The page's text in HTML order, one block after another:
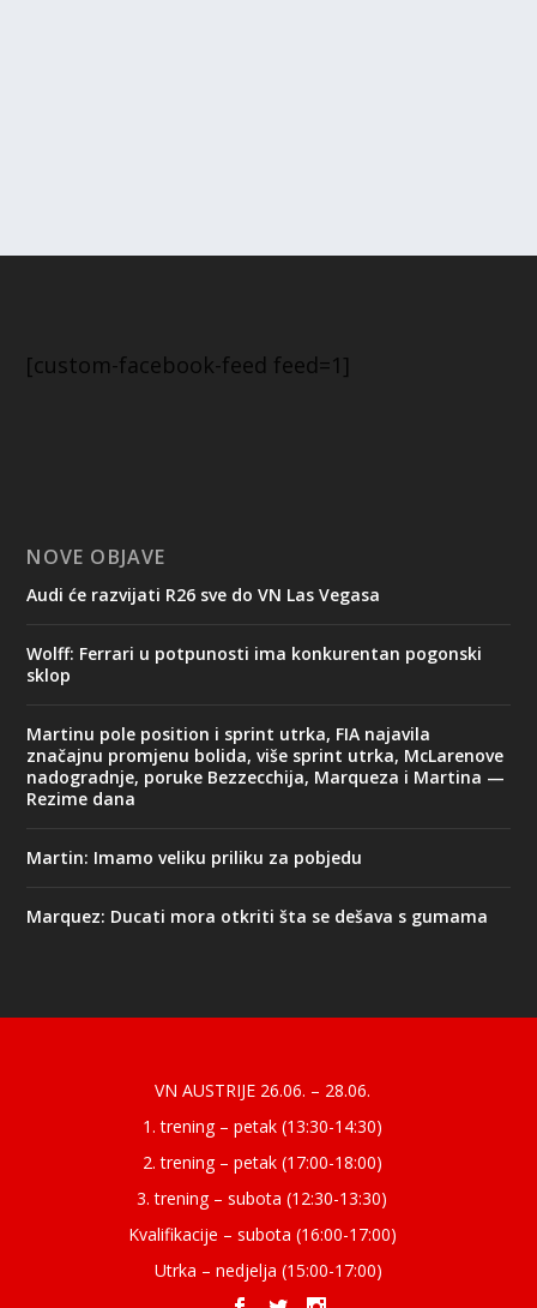
[custom-facebook-feed feed=1]
NOVE OBJAVE
Audi će razvijati R26 sve do VN Las Vegasa
Wolff: Ferrari u potpunosti ima konkurentan pogonski
sklop
Martinu pole position i sprint utrka, FIA najavila
značajnu promjenu bolida, više sprint utrka, McLarenove
nadogradnje, poruke Bezzecchija, Marqueza i Martina —
Rezime dana
Martin: Imamo veliku priliku za pobjedu
Marquez: Ducati mora otkriti šta se dešava s gumama
VN AUSTRIJE 26.06. – 28.06.
1. trening – petak (13:30-14:30)
2. trening – petak (17:00-18:00)
3. trening – subota (12:30-13:30)
Kvalifikacije – subota (16:00-17:00)
Utrka – nedjelja (15:00-17:00)